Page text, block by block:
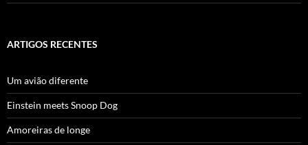
ARTIGOS RECENTES
Um avião diferente
Einstein meets Snoop Dog
Amoreiras de longe